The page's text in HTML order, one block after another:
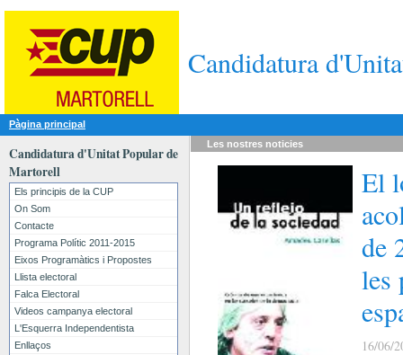
Candidatura
Pàgina principal
Candidatura d'Unitat Popular de
Martorell
Els principis de la CUP
On Som
Contacte
Programa Polític 2011-2015
Eixos Programàtics i Propostes
Llista electoral
Falca Electoral
Videos campanya electoral
L'Esquerra Independentista
Enllaços
Les nostres noticies
El
de
les
16/06/